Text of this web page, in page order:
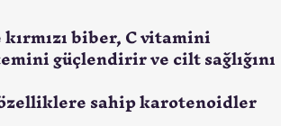
biber, C vitamini
güçlendirir ve cilt sağlığını
sahip karotenoidler